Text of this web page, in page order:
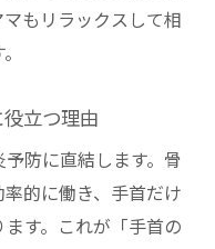
もリラックスして相
立つ理由
防に直結します。骨
的に働き、手首だけ
す。これが「手首の